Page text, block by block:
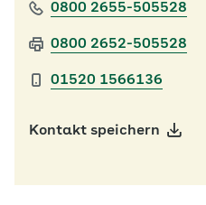
0800 2655-505528
0800 2652-505528
01520 1566136
Kontakt speichern